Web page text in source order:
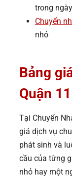
trong ngày
Chuyển
nhỏ
Bảng
Quận
Tại Chuyển
giá dịch vụ
phát sinh và
cầu của từng
nhỏ hay một